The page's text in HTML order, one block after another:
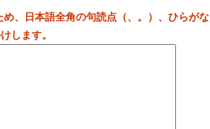
、日本語全角の句読点（、。）、ひらがな
します。